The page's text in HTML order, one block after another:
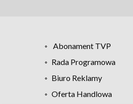
Abonament TVP
Rada Programowa
Biuro Reklamy
Oferta Handlowa